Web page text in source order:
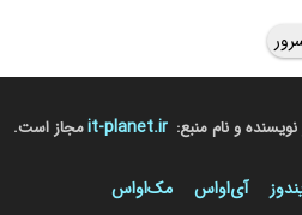
و نام منبع: it-planet.irمجاز است.
آی‌او‌اس مک‌او‌اس